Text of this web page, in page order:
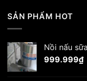
SẢN PHẨM HOT
Nồi nấu
999.999₫